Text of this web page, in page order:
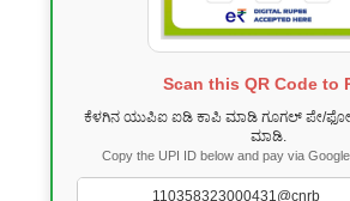
Scan this QR Code to
ಕೆಳಗಿನ ಯುಪಿಐ ಐಡಿ ಕಾಪಿ ಮಾಡಿ ಗೂಗಲ್ ಪೇ/
ಮಾಡಿ.
Copy the UPI ID below and pay via